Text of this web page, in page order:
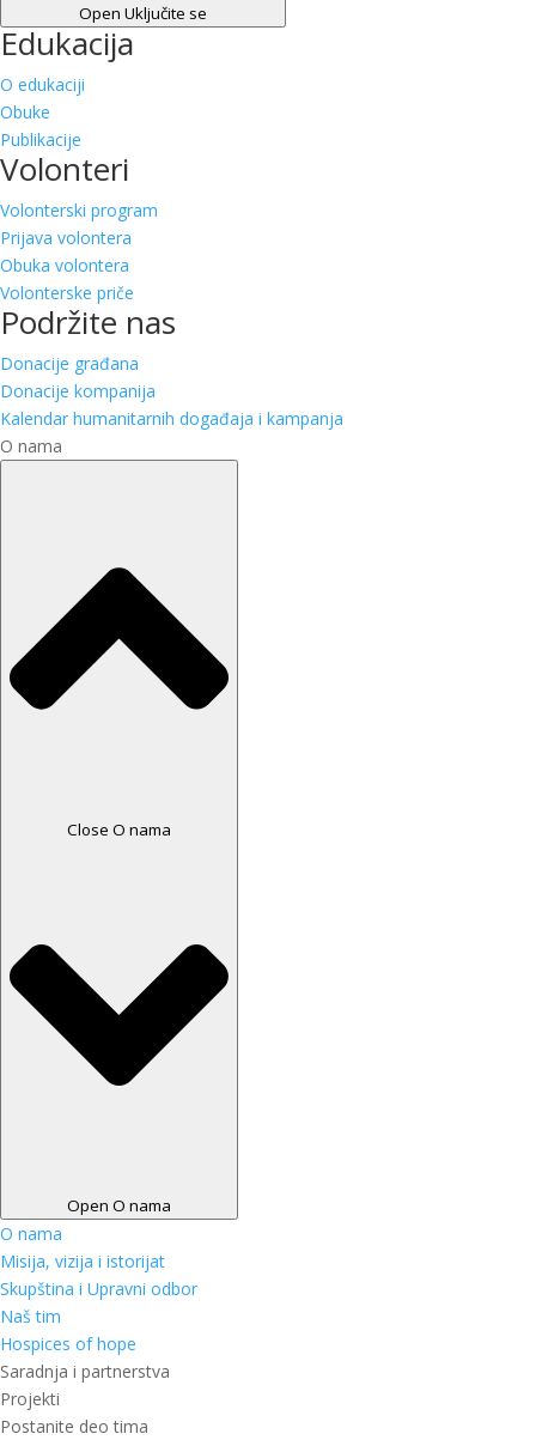
Open Uključite se
Edukacija
O edukaciji
Obuke
Publikacije
Volonteri
Volonterski program
Prijava volontera
Obuka volontera
Volonterske priče
Podržite nas
Donacije građana
Donacije kompanija
Kalendar humanitarnih događaja i kampanja
O nama
Close O nama
Open O nama
O nama
Misija, vizija i istorijat
Skupština i Upravni odbor
Naš tim
Hospices of hope
Saradnja i partnerstva
Projekti
Postanite deo tima